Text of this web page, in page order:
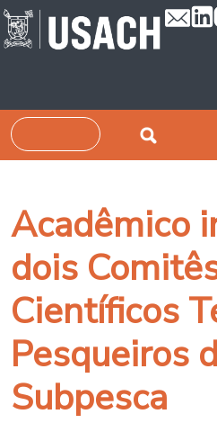
Passar para o conteúdo principal
Pesquisar
Acadêmico
dois
Científicos
Pesqueiros
Subpesca